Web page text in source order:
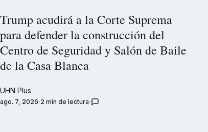
Trump acudirá a la Corte Suprema
para defender la construcción del
Centro de Seguridad y Salón de Baile
de la Casa Blanca
UHN Plus
ago. 7, 2026 2 min de lectura